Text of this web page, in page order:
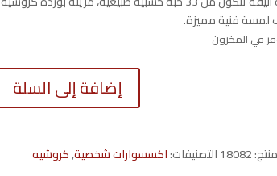
لمسة فنية مميزة.
إضافة إلى السلة
18082التصنيفات:اكسسوارات شخصية,كروشيه